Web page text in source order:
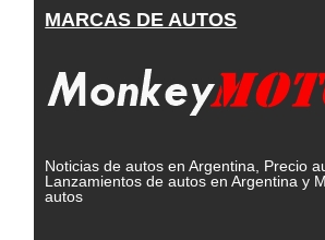
MARCAS DE AUTOS
Noticias de autos en Argentina, Precio
Lanzamientos de autos en Argentina y
autos